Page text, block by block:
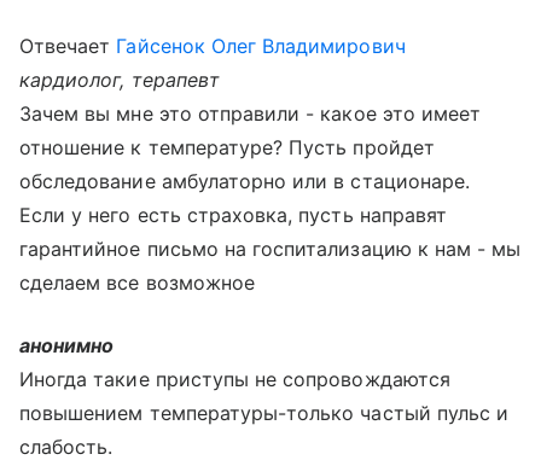
Отвечает Гайсенок Олег Владимирович
кардиолог, терапевт
Зачем вы мне это отправили - какое это имеет
отношение к температуре? Пусть пройдет
обследование амбулаторно или в стационаре.
Если у него есть страховка, пусть направят
гарантийное письмо на госпитализацию к нам - мы
сделаем все возможное
анонимно
Иногда такие приступы не сопровождаются
повышением температуры-только частый пульс и
слабость.